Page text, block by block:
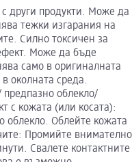
други продукти. Може да
тежки изгарания на
Силно токсичен за
Може да бъде
само в оригиналната
околната среда.
облекло/
с кожата (или косата):
облекло. Облейте кожата
Промийте внимателно
Свалете контактните